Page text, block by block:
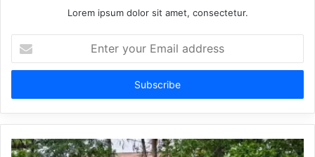
Lorem ipsum dolor sit amet, consectetur.
your
Email